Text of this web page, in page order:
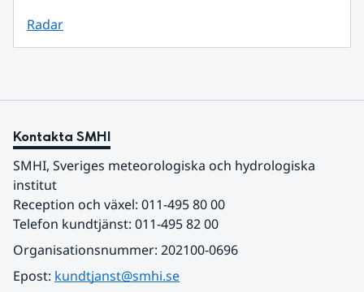
Radar
Kontakta SMHI
SMHI, Sveriges meteorologiska och hydrologiska
institut
Reception och växel: 011-495 80 00
Telefon kundtjänst: 011-495 82 00
Organisationsnummer: 202100-0696
Epost: kundtjanst@smhi.se